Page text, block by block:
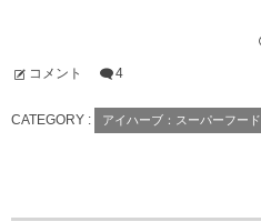
コメント 4
CATEGORY : アイハーブ：スーパーフード